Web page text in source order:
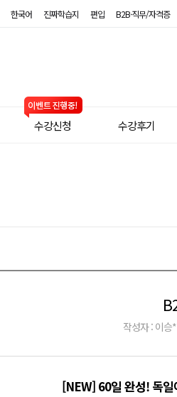
한국어 진짜학습지 편입 B2B·직무/자격증
수강신청 수강후기
작성자 : 이승*
[NEW] 60일 완성! 독